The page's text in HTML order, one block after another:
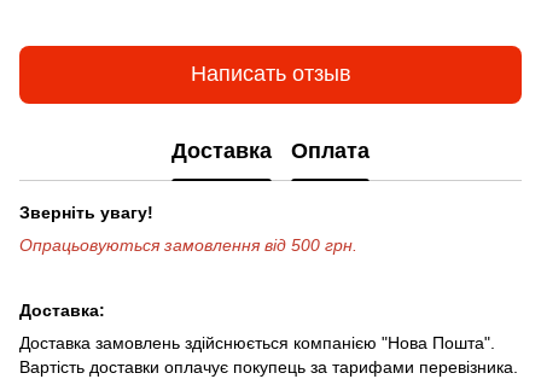
Написать отзыв
Доставка Оплата
Зверніть увагу!
Опрацьовуються замовлення від 500 грн.
Доставка:
Доставка замовлень здійснюється компанією "Нова Пошта".
Вартість доставки оплачує покупець за тарифами перевізника.